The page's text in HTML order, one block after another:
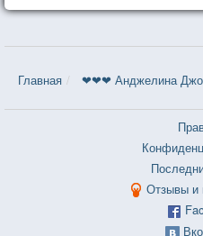
Главная ❤❤❤ Анджелина
Отзывы и